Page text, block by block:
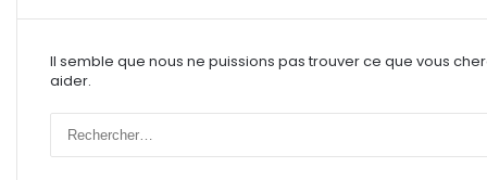
Il semble que nous ne puissions pas trouver ce que vous
aider.